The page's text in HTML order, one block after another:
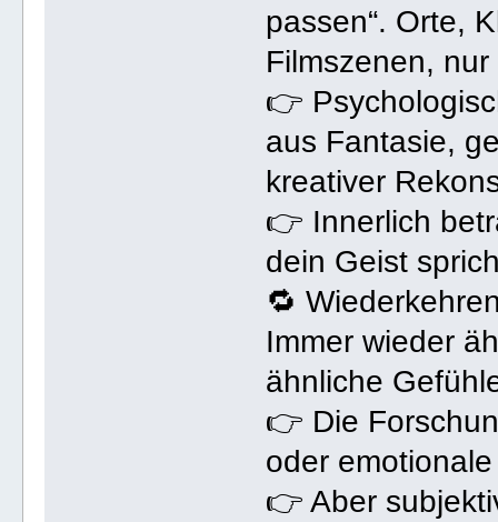
passen“. Orte,
Filmszenen,
👉
aus Fantasie,
kreativer
👉 Innerlich
dein Geist
🔁
Immer wieder
ähnliche
👉 Die
oder
👉 Aber